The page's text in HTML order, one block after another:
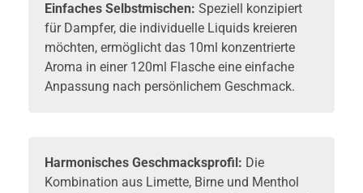
Einfaches Selbstmischen: Speziell konzipiert
für Dampfer, die individuelle Liquids kreieren
möchten, ermöglicht das 10ml konzentrierte
Aroma in einer 120ml Flasche eine einfache
Anpassung nach persönlichem Geschmack.
Harmonisches Geschmacksprofil: Die
Kombination aus Limette, Birne und Menthol